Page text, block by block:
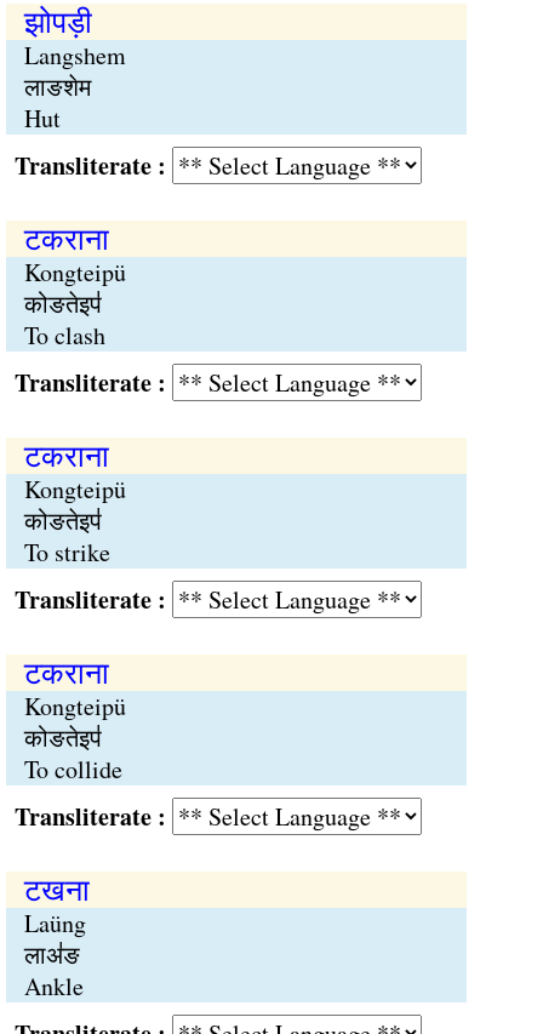
झोपड़ी
Langshem
लाङशेम
Hut
:
टकराना
Kongteipü
कोङतेइप॑
To clash
:
टकराना
Kongteipü
कोङतेइप॑
To strike
:
टकराना
Kongteipü
कोङतेइप॑
To collide
:
टखना
Laüng
लाअ॑ङ
Ankle